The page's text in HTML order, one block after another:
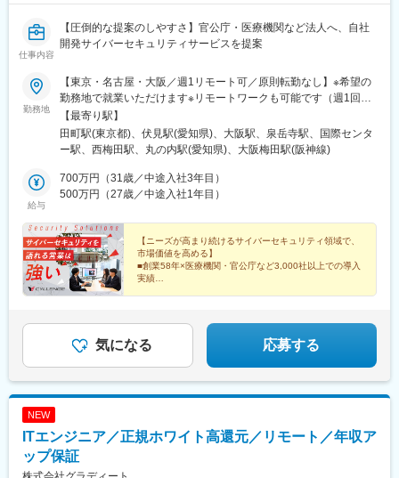
駅、三越前駅、二重橋前駅、桜街道駅、京成船橋駅、京成千葉
駅、北習志野駅、野田市駅、京成成田駅、仲ノ町駅、逸見駅、新
高島駅、京急川崎駅、北茅ケ崎駅、和田塚駅、入谷駅(神奈川県)、
岡駅、新豊橋駅、近鉄名古屋駅、尾張一宮駅、名鉄岐阜駅、名電
各務原駅、新可児駅、ＪＲ河内永和駅、大阪梅田駅(阪急線)、九条
駅(京都府)、田中口駅、山陽姫路駅、西宮駅、山陽明石駅、ハーバ
ーランド駅、宝塚南口駅、新伊丹駅、芦屋川駅、上栄町駅、新八
日市駅、倉敷駅、岡山駅前駅、電鉄出雲市駅、高知駅前駅、宮田
島駅前駅、熊本駅前駅、長崎駅前駅、佐世保中央駅、神泉駅、岩
本町駅、西早稲田駅、青井駅、高津駅(神奈川県)、大阪難波駅、大
田神社前駅、京阪山科駅、本八幡駅(都営線)、西大橋駅、北１２条
駅、松風町駅、広瀬通駅、東宿郷駅、東北沢駅、京成関屋駅、新
宿三丁目駅、都電雑司ケ谷駅、麻布十番駅、京成上野駅、立川南
駅、茅場町駅、京橋駅(東京都)、東海神駅、栄町駅(千葉県)、汐入
駅、高島町駅、電鉄富山駅、広小路駅(富山県)、七ツ屋駅、新福井
駅、大阪梅田駅(阪神線)、東寺駅、阪神国道駅、西新町駅、高速神
戸駅、芦屋駅(阪神線)、西川緑道公園駅、猿猴橋町駅、高知橋駅、
大手町駅(愛媛県)、天神南駅、桜島桟橋通駅、二本木口駅、五島町
んば駅(南海線)、長堀橋駅、天王寺駅前駅、栄駅(愛知県)、呉服町
仕事内容
【圧倒的な提案のしやすさ】官公庁・医療機関など法人へ、自社
開発サイバーセキュリティサービスを提案
勤務地
【東京・名古屋・大阪／週1リモート可／原則転勤なし】※希望の
勤務地で就業いただけます※リモートワークも可能です（週1回）
育児・介護等の事由による回数調整にも対応（要相談）※受動喫煙
対策：屋内分煙■東京本社東京都港区三田3-11-36 三田日東ダイビ
ル2F・JR「田町駅」下車、三田口より徒歩11分・JR「高輪ゲー
線「泉岳寺駅」下車、A4出口より徒歩6分■名古屋営業所愛知県名
古屋市中区栄1-3-3 AMMNATビル7F・JR「名古屋駅」下車、徒歩
阪市北区梅田3-3-10 梅田ダイビル12F・JR「大阪駅」より徒歩4
分・JR東西線「北新地駅」徒歩6分・大阪メトロ「西梅田駅」よ
り徒歩5分・阪急電鉄「梅田駅」より徒歩5分・地下鉄 谷町線「東
梅田駅」徒歩9分◆コミュニケーション重視のオフィスエンジニ
ア、カスタマーサクセスもワンフロアに集まっているため、部署
環境です。
【最寄り駅】
田町駅(東京都)、伏見駅(愛知県)、大阪駅、泉岳寺駅、国際センタ
ー駅、西梅田駅、丸の内駅(愛知県)、大阪梅田駅(阪神線)
給与
700万円（31歳／中途入社3年目）
500万円（27歳／中途入社1年目）
【ニーズが高まり続けるサイバーセキュリティ領域で、
市場価値を高める】
■創業58年×医療機関・官公庁など3,000社以上での導入
実績
■賞与年2回＆インセンティブ年4回
気になる 応募する
NEW
ITエンジニア／正規ホワイト高還元／リモート／年収ア
ップ保証